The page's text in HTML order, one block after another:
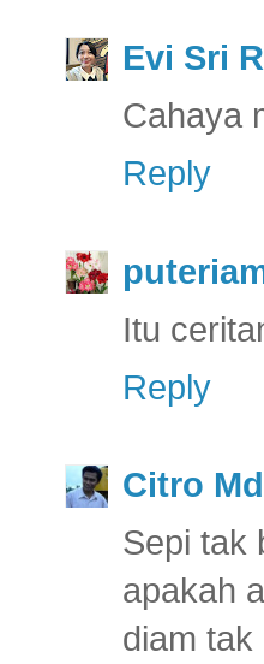
Evi Sri
Cahaya
Reply
Itu
Reply
Citro
Sepi tak
apakah
diam tak